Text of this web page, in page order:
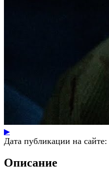
▶
Дата публикации на сайте:
Описание